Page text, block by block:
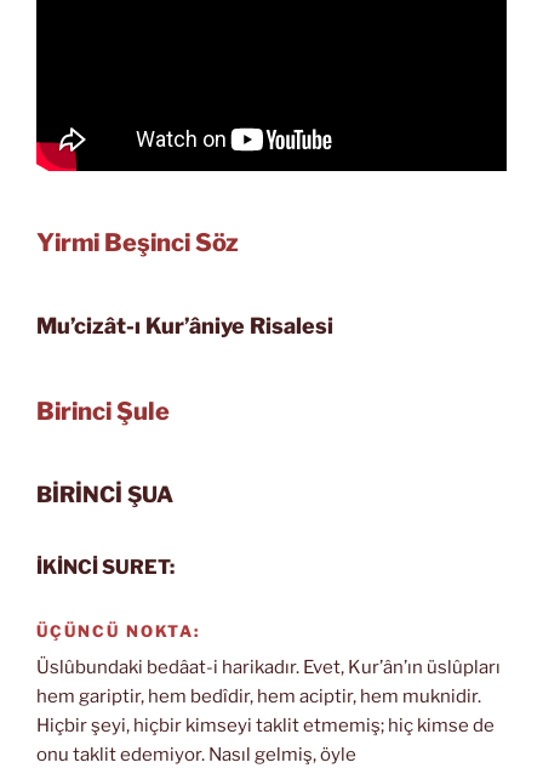
Yirmi Beşinci Söz
Mu’cizât-ı Kur’âniye Risalesi
Birinci Şule
BİRİNCİ ŞUA
İKİNCİ SURET:
ÜÇÜNCÜ NOKTA:
Üslûbundaki bedâat-i harikadır. Evet, Kur’ân’ın üslûpları
hem gariptir, hem bedîdir, hem aciptir, hem muknidir.
Hiçbir şeyi, hiçbir kimseyi taklit etmemiş; hiç kimse de
onu taklit edemiyor. Nasıl gelmiş, öyle